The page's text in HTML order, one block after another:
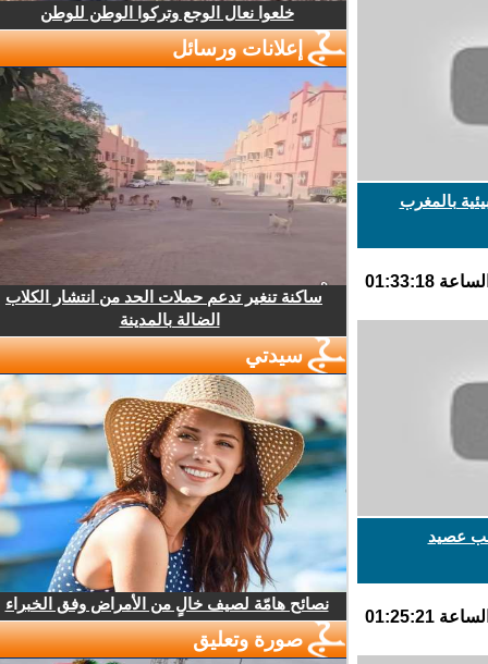
بالمغرب
عصيد
خلعوا نعال الوجع وتركوا الوطن للوطن
إعلانات ورسائل
ساكنة تنغير تدعم حملات الحد من انتشار الكلاب
الضالة بالمدينة
سيدتي
نصائح هامّة لصيف خالٍ من الأمراض وفق الخبراء
صورة وتعليق